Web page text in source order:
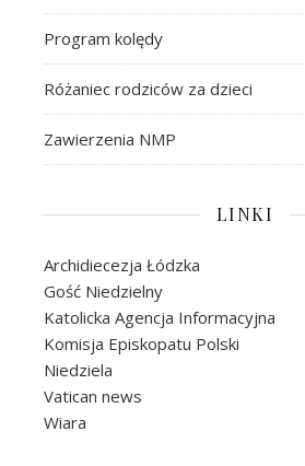
Program kolędy
Różaniec rodziców za dzieci
Zawierzenia NMP
LINKI
Archidiecezja Łódzka
Gość Niedzielny
Katolicka Agencja Informacyjna
Komisja Episkopatu Polski
Niedziela
Vatican news
Wiara